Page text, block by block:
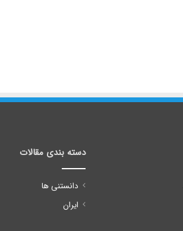
دسته بندی مقالات
دانستنی ها
ایران